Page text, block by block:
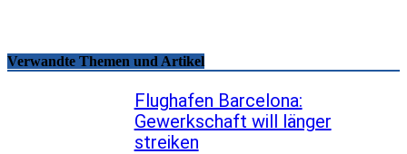
Verwandte Themen und Artikel
Flughafen Barcelona:
Gewerkschaft will länger
streiken